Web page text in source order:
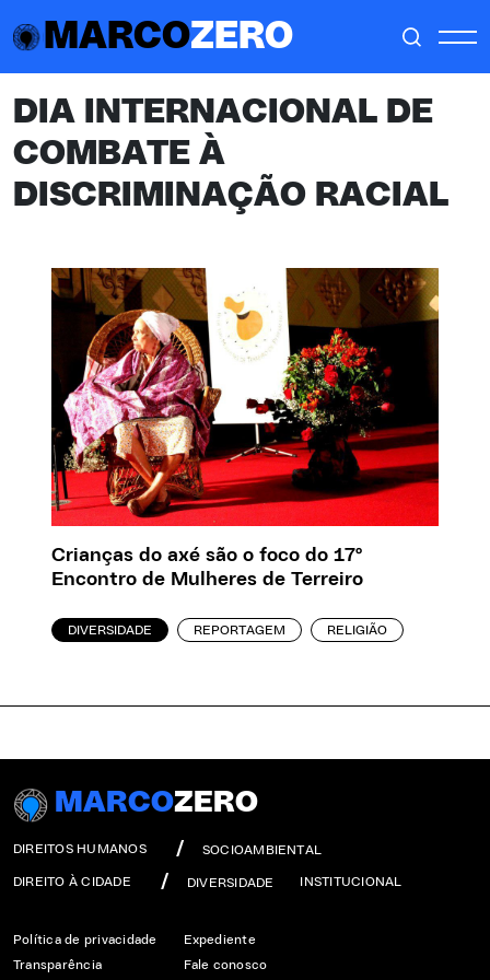
MARCOZERO
DIA INTERNACIONAL DE
COMBATE À
DISCRIMINAÇÃO RACIAL
Crianças do axé são o foco do 17º
Encontro de Mulheres de Terreiro
DIVERSIDADE REPORTAGEM RELIGIÃO
MARCOZERO
DIREITOS HUMANOS SOCIOAMBIENTAL
DIREITO À CIDADE DIVERSIDADE INSTITUCIONAL
Política de privacidade
Transparência
Expediente
Fale conosco